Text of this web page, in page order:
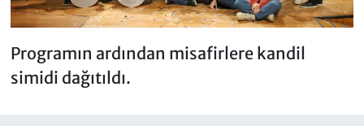
Programın ardından misafirlere kandil
simidi dağıtıldı.